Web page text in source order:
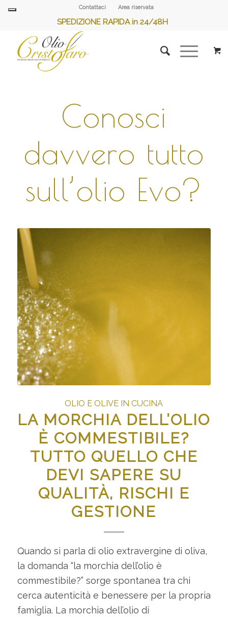
Contattaci Area riservata
SPEDIZIONE RAPIDA in 24/48H
Conosci
davvero tutto
sull’olio Evo?
OLIO E OLIVE IN CUCINA
LA MORCHIA DELL’OLIO
È COMMESTIBILE?
TUTTO QUELLO CHE
DEVI SAPERE SU
QUALITÀ, RISCHI E
GESTIONE
Quando si parla di olio extravergine di oliva,
la domanda “la morchia dell’olio è
commestibile?” sorge spontanea tra chi
cerca autenticità e benessere per la propria
famiglia. La morchia dell’olio di